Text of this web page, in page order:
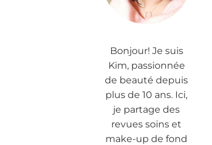
Bonjour! Je suis
Kim, passionnée
de beauté depuis
plus de 10 ans. Ici,
je partage des
revues soins et
make-up de fond